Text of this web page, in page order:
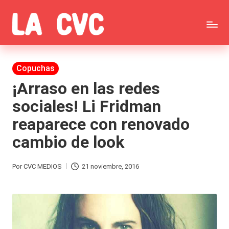
Saltar
al
contenido
C
o
p
u
c
h
a
s
Todas
las
noticias
de
la
farándula,
Brava,
Publicada
Copuchas
¡Arraso en las redes
sociales! Li Fridman
reaparece con renovado
cambio de look
Publicado
PorCVC MEDIOS 21 noviembre, 2016